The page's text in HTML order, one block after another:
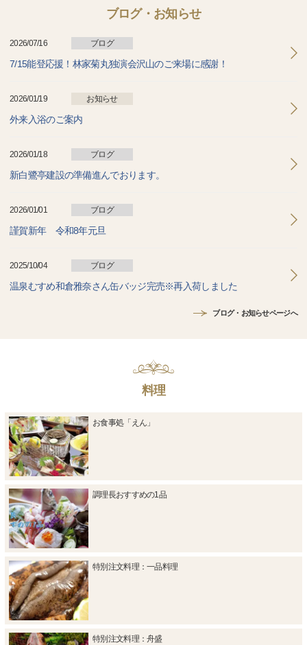
ブログ・お知らせ
2026/07/16 ブログ
7/15能登応援！林家菊丸独演会沢山のご来場に感謝！
2026/01/19 お知らせ
外来入浴のご案内
2026/01/18 ブログ
新白鷺亭建設の準備進んでおります。
2026/01/01 ブログ
謹賀新年 令和8年元旦
2025/10/04 ブログ
温泉むすめ和倉雅奈さん缶バッジ完売※再入荷しました
ブログ・お知らせページへ
料理
お食事処「えん」
調理長おすすめの1品
特別注文料理：一品料理
特別注文料理：舟盛